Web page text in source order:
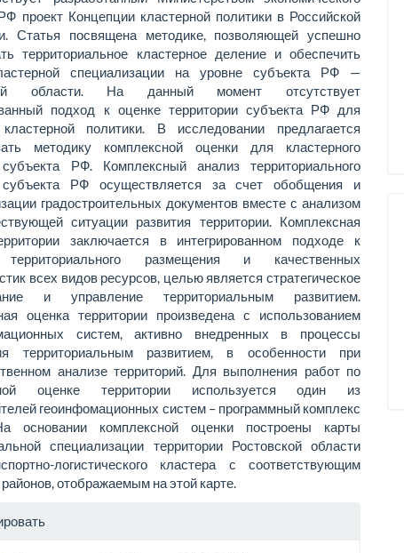
проект Концепции кластерной политики в Российской
Статья посвящена методике, позволяющей успешно
территориальное кластерное деление и обеспечить
специализации на уровне субъекта РФ —
области. На данный момент отсутствует
подход к оценке территории субъекта РФ для
кластерной политики. В исследовании предлагается
методику комплексной оценки для кластерного
субъекта РФ. Комплексный анализ территориального
субъекта РФ осуществляется за счет обобщения и
градостроительных документов вместе с анализом
ситуации развития территории. Комплексная
заключается в интегрированном подходе к
размещения и качественных
всех видов ресурсов, целью является стратегическое
и управление территориальным развитием.
оценка территории произведена с использованием
систем, активно внедренных в процессы
территориальным развитием, в особенности при
анализе территорий. Для выполнения работ по
оценке территории используется один из
геоинфомационных систем – программный комплекс
основании комплексной оценки построены карты
специализации территории Ростовской области
логистического кластера с соответствующим
районов, отображаемым на этой карте.